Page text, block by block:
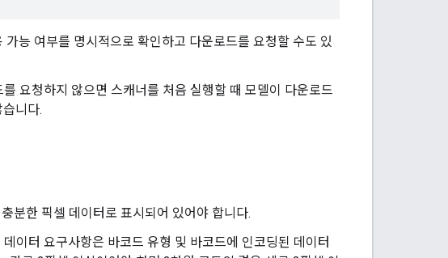
가능 여부를 명시적으로 확인하고 다운로드를 요청할 수도 있
요청하지 않으면 스캐너를 처음 실행할 때 모델이 다운로드
니다.
분한 픽셀 데이터로 표시되어 있어야 합니다.
이터 요구사항은 바코드 유형 및 바코드에 인코딩된 데이터